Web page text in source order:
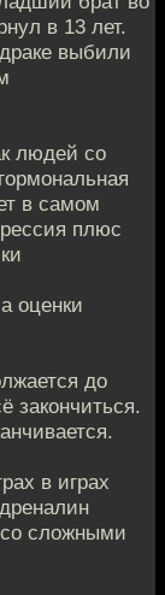
в 13 лет.
выбили
людей со
в самом
плюс
оценки
до
закончиться.
в играх
сложными